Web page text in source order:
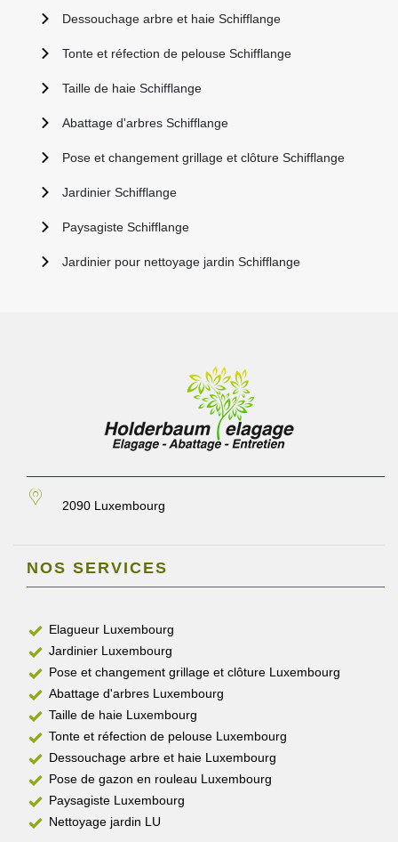
Dessouchage arbre et haie Schifflange
Tonte et réfection de pelouse Schifflange
Taille de haie Schifflange
Abattage d'arbres Schifflange
Pose et changement grillage et clôture Schifflange
Jardinier Schifflange
Paysagiste Schifflange
Jardinier pour nettoyage jardin Schifflange
2090 Luxembourg
NOS SERVICES
Elagueur Luxembourg
Jardinier Luxembourg
Pose et changement grillage et clôture Luxembourg
Abattage d'arbres Luxembourg
Taille de haie Luxembourg
Tonte et réfection de pelouse Luxembourg
Dessouchage arbre et haie Luxembourg
Pose de gazon en rouleau Luxembourg
Paysagiste Luxembourg
Nettoyage jardin LU